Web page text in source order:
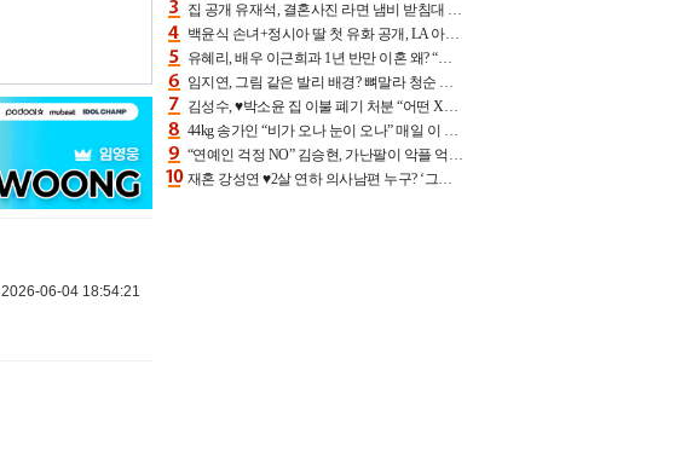
2026-06-04 18:54:21
집 공개 유재석, 결혼사진 라면 냄비 받침대 되고 분노‥가족사진도 피해(놀뭐)[어제TV]
백윤식 손녀+정시아 딸 첫 유화 공개, LA 아트쇼→서울국제조각페스타 작가다운 수준급 실력
유혜리, 배우 이근희과 1년 반만 이혼 왜? “식칼 꽂고 의자 던져” 충격 폭로(특종)[어제TV]
임지연, 그림 같은 발리 배경? 뼈말라 청순 비키니 핏에 상대 안 되네
김성수, ♥박소윤 집 이불 폐기 처분 “어떤 X이랑 썼을지 몰라” 질투(신랑수업2)[어제TV]
44kg 송가인 “비가 오나 눈이 오나” 매일 이 운동, 허벅지 근육량 상승+체지방 감소
“연예인 걱정 NO” 김승현, 가난팔이 악플 억울할만‥아내+딸과 日 여행
재혼 강성연 ♥2살 연하 의사남편 누구? ‘그알’ 자문의에 훈남 비주얼 초엘리트 스펙 [종합]